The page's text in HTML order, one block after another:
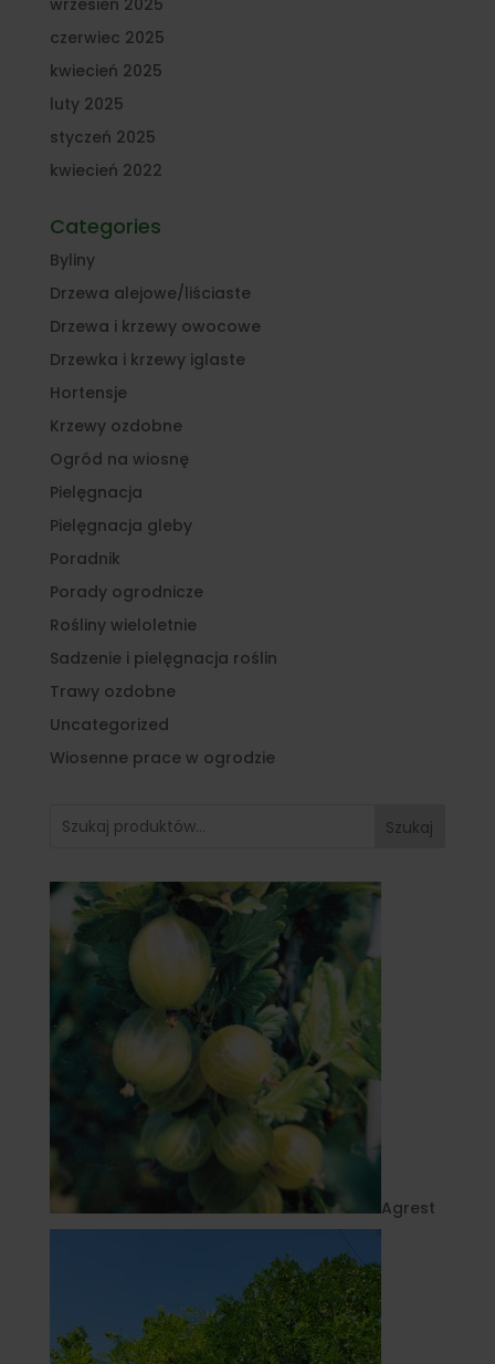
wrzesień 2025
czerwiec 2025
kwiecień 2025
luty 2025
styczeń 2025
kwiecień 2022
Categories
Byliny
Drzewa alejowe/liściaste
Drzewa i krzewy owocowe
Drzewka i krzewy iglaste
Hortensje
Krzewy ozdobne
Ogród na wiosnę
Pielęgnacja
Pielęgnacja gleby
Poradnik
Porady ogrodnicze
Rośliny wieloletnie
Sadzenie i pielęgnacja roślin
Trawy ozdobne
Uncategorized
Wiosenne prace w ogrodzie
Szukaj
Agrest